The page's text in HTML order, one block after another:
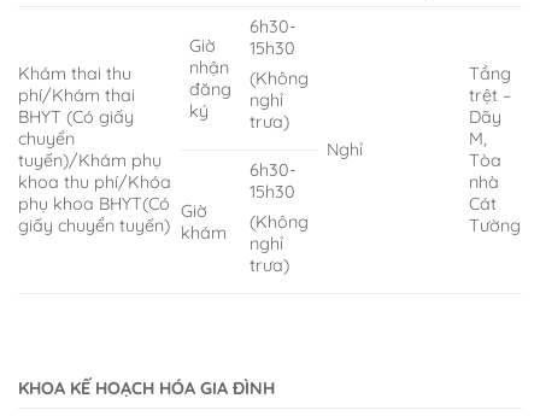
Khám thai thu
phí/Khám thai
BHYT (Có giấy
chuyển
tuyến)/Khám phụ
khoa thu phí/Khóa
phụ khoa BHYT(Có
giấy chuyển tuyến)
Giờ
nhận
đăng
ký
6h30-
15h30
(Không
nghỉ
trưa)
Nghỉ
Tầng
trệt –
Dãy
M,
Tòa
nhà
Cát
Tường
Giờ
khám
6h30-
15h30
(Không
nghỉ
trưa)
KHOA KẾ HOẠCH HÓA GIA ĐÌNH